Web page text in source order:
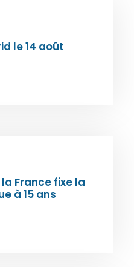
le 14 août
France fixe la
à 15 ans